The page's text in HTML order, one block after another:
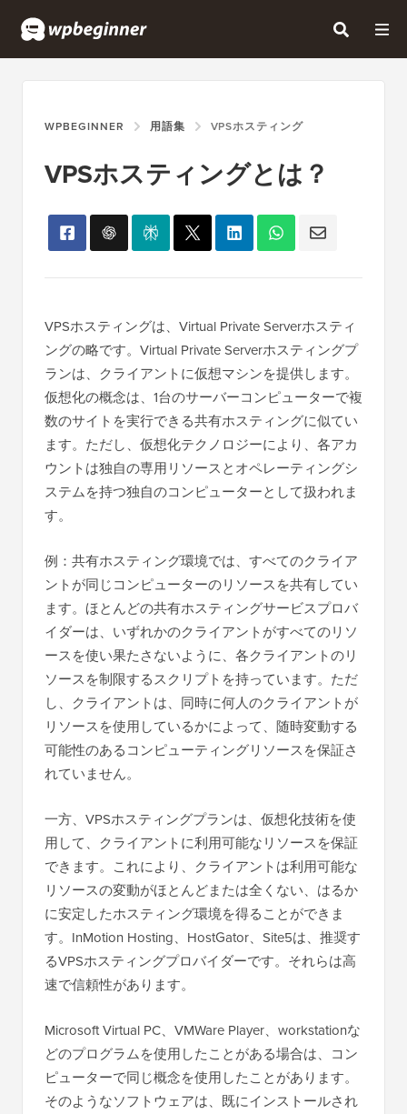
WPBEGINNER 用語集 VPSホスティング
VPSホスティングとは？
VPSホスティングは、Virtual Private Serverホスティ
ングの略です。Virtual Private Serverホスティングプ
ランは、クライアントに仮想マシンを提供します。
仮想化の概念は、1台のサーバーコンピューターで複
数のサイトを実行できる共有ホスティングに似てい
ます。ただし、仮想化テクノロジーにより、各アカ
ウントは独自の専用リソースとオペレーティングシ
ステムを持つ独自のコンピューターとして扱われま
す。
例：共有ホスティング環境では、すべてのクライア
ントが同じコンピューターのリソースを共有してい
ます。ほとんどの共有ホスティングサービスプロバ
イダーは、いずれかのクライアントがすべてのリソ
ースを使い果たさないように、各クライアントのリ
ソースを制限するスクリプトを持っています。ただ
し、クライアントは、同時に何人のクライアントが
リソースを使用しているかによって、随時変動する
可能性のあるコンピューティングリソースを保証さ
れていません。
一方、VPSホスティングプランは、仮想化技術を使
用して、クライアントに利用可能なリソースを保証
できます。これにより、クライアントは利用可能な
リソースの変動がほとんどまたは全くない、はるか
に安定したホスティング環境を得ることができま
す。InMotion Hosting、HostGator、Site5は、推奨す
るVPSホスティングプロバイダーです。それらは高
速で信頼性があります。
Microsoft Virtual PC、VMWare Player、workstationな
どのプログラムを使用したことがある場合は、コン
ピューターで同じ概念を使用したことがあります。
そのようなソフトウェアは、既にインストールされ